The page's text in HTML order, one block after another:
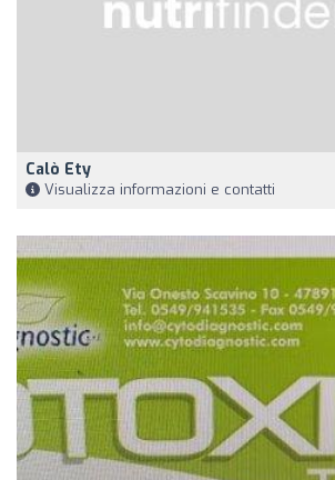
Calò Ety
Visualizza informazioni e contatti